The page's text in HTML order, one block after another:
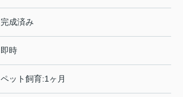
完成済み
即時
ペット飼育:1ヶ月